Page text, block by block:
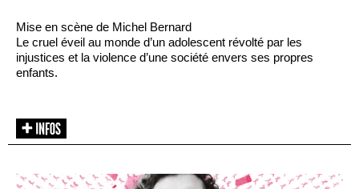
Mise en scène de Michel Bernard
Le cruel éveil au monde d’un adolescent révolté par les
injustices et la violence d’une société envers ses propres
enfants.